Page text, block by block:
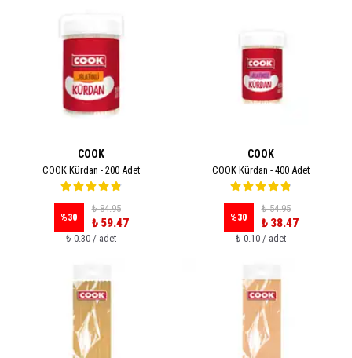
COOK
COOK Kürdan - 200 Adet
%30
₺ 84.95
₺ 59.47
₺ 0.30 / adet
COOK
COOK Kürdan - 400 Adet
%30
₺ 54.95
₺ 38.47
₺ 0.10 / adet